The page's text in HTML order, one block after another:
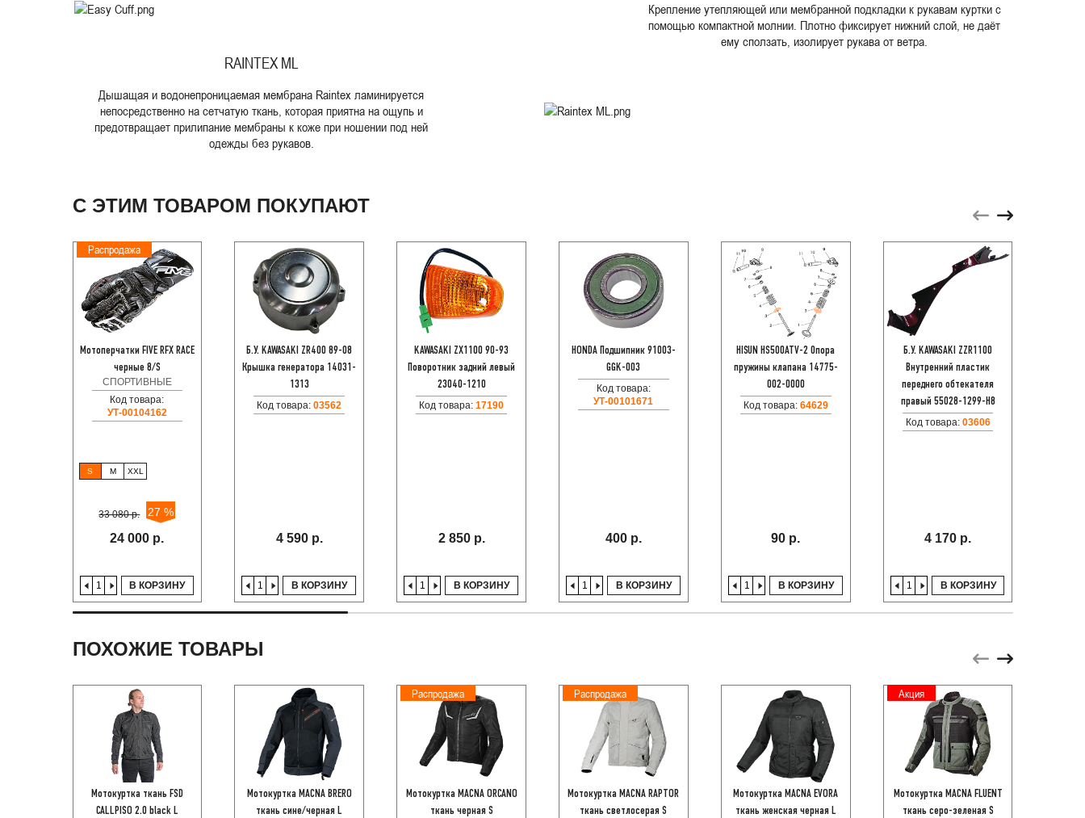
Крепление утепляющей или мембранной подкладки к рукавам куртки с
помощью компактной молнии. Плотно фиксирует нижний слой, не даёт
ему сползать, изолирует рукава от ветра.
RAINTEX ML
Дышащая и водонепроницаемая мембрана Raintex ламинируется
непосредственно на сетчатую ткань, которая приятна на ощупь и
предотвращает прилипание мембраны к коже при ношении под ней
одежды без рукавов.
С ЭТИМ ТОВАРОМ ПОКУПАЮТ
Распродажа
Мотоперчатки FIVE RFX RACE
черные 8/S
СПОРТИВНЫЕ
Код товара:
УТ-00104162
S M XXL
33 080 р. 27 %
24 000 р.
В КОРЗИНУ
Б.У. KAWASAKI ZR400 89-08
Крышка генератора 14031-
1313
Код товара:03562
4 590 р.
В КОРЗИНУ
KAWASAKI ZX1100 90-93
Поворотник задний левый
23040-1210
Код товара:17190
2 850 р.
В КОРЗИНУ
HONDA Подшипник 91003-
GGK-003
Код товара:
УТ-00101671
400 р.
В КОРЗИНУ
HISUN HS500ATV-2 Опора
пружины клапана 14775-
002-0000
Код товара: 64629
90 р.
В КОРЗИНУ
Б.У. KAWASAKI ZZR1100
Внутренний пластик
переднего обтекателя
правый 55028-1299-H8
Код товара: 03606
4 170 р.
В КОРЗИНУ
ПОХОЖИЕ ТОВАРЫ
Мотокуртка ткань FSD
CALLPISO 2.0 black L
Мотокуртка MACNA BRERO
ткань сине/черная L
Распродажа
Мотокуртка MACNA ORCANO
ткань черная S
Распродажа
Мотокуртка MACNA RAPTOR
ткань светлосерая S
Мотокуртка MACNA EVORA
ткань женская черная L
Акция
Мотокуртка MACNA FLUENT
ткань cеро-зеленая S